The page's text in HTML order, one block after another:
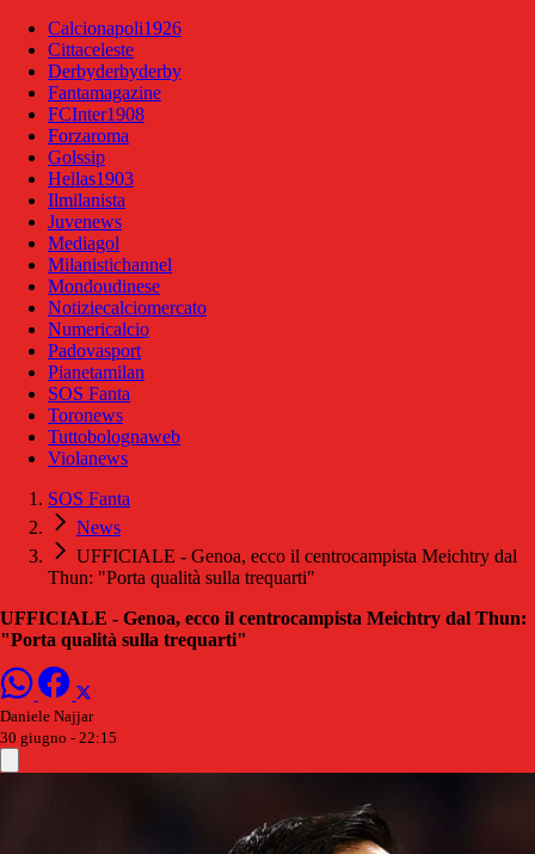
Calcionapoli1926
Cittaceleste
Derbyderbyderby
Fantamagazine
FCInter1908
Forzaroma
Golssip
Hellas1903
Ilmilanista
Juvenews
Mediagol
Milanistichannel
Mondoudinese
Notiziecalciomercato
Numericalcio
Padovasport
Pianetamilan
SOS Fanta
Toronews
Tuttobolognaweb
Violanews
SOS Fanta
News
UFFICIALE - Genoa, ecco il centrocampista Meichtry dal
Thun: "Porta qualità sulla trequarti"
UFFICIALE - Genoa, ecco il centrocampista Meichtry dal Thun:
"Porta qualità sulla trequarti"
Daniele Najjar
30 giugno - 22:15